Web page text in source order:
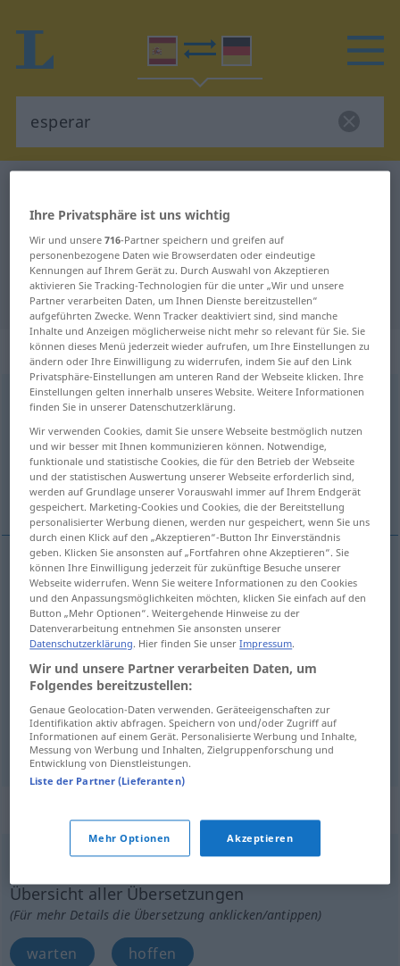
Spanisch-Deutsch Übersetzung für
"esperar"
"esperar" Deutsch Übersetzung
„esperar“: verbo transitivo
esperar [espeˈrar] v/t
Übersicht aller Übersetzungen
(Für mehr Details die Übersetzung anklicken/antippen)
erwarten, warten auf erhoffen
erwarten esperar(≈ aguardar)
wartenauf (ACUS) esperartbtren, autobús
erhoffen esperar(≈ confiar)
[espeˈrar]v/i
Übersicht aller Übersetzungen
(Für mehr Details die Übersetzung anklicken/antippen)
warten hoffen
Ihre Privatsphäre ist uns wichtig
Wir und unsere716-Partner speichern und greifen auf
personenbezogene Daten wie Browserdaten oder eindeutige
Kennungen auf Ihrem Gerät zu. Durch Auswahl von Akzeptieren
aktivieren Sie Tracking-Technologien für die unter „Wir und unsere
Partner verarbeiten Daten, um Ihnen Dienste bereitzustellen“
aufgeführten Zwecke. Wenn Tracker deaktiviert sind, sind manche
Inhalte und Anzeigen möglicherweise nicht mehr so relevant für Sie. Sie
können dieses Menü jederzeit wieder aufrufen, um Ihre Einstellungen zu
ändern oder Ihre Einwilligung zu widerrufen, indem Sie auf den Link
Privatsphäre-Einstellungen am unteren Rand der Webseite klicken. Ihre
Einstellungen gelten innerhalb unseres Website. Weitere Informationen
finden Sie in unserer Datenschutzerklärung.
Wir verwenden Cookies, damit Sie unsere Webseite bestmöglich nutzen
und wir besser mit Ihnen kommunizieren können. Notwendige,
funktionale und statistische Cookies, die für den Betrieb der Webseite
und der statistischen Auswertung unserer Webseite erforderlich sind,
werden auf Grundlage unserer Vorauswahl immer auf Ihrem Endgerät
gespeichert. Marketing-Cookies und Cookies, die der Bereitstellung
personalisierter Werbung dienen, werden nur gespeichert, wenn Sie uns
durch einen Klick auf den „Akzeptieren“-Button Ihr Einverständnis
geben. Klicken Sie ansonsten auf „Fortfahren ohne Akzeptieren“. Sie
können Ihre Einwilligung jederzeit für zukünftige Besuche unserer
Webseite widerrufen. Wenn Sie weitere Informationen zu den Cookies
und den Anpassungsmöglichkeiten möchten, klicken Sie einfach auf den
Button „Mehr Optionen“. Weitergehende Hinweise zu der
Datenverarbeitung entnehmen Sie ansonsten unserer
Datenschutzerklärung. Hier finden Sie unserImpressum.
Wir und unsere Partner verarbeiten Daten, um
Folgendes bereitzustellen:
Genaue Geolocation-Daten verwenden. Geräteeigenschaften zur
Identifikation aktiv abfragen. Speichern von und/oder Zugriff auf
Informationen auf einem Gerät. Personalisierte Werbung und Inhalte,
Messung von Werbung und Inhalten, Zielgruppenforschung und
Entwicklung von Dienstleistungen.
Liste der Partner (Lieferanten)
Mehr Optionen Akzeptieren